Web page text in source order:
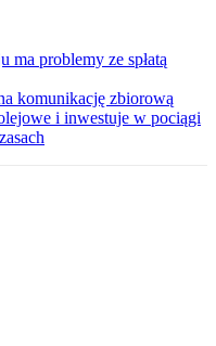
ma problemy ze spłatą
komunikację zbiorową
i inwestuje w pociągi